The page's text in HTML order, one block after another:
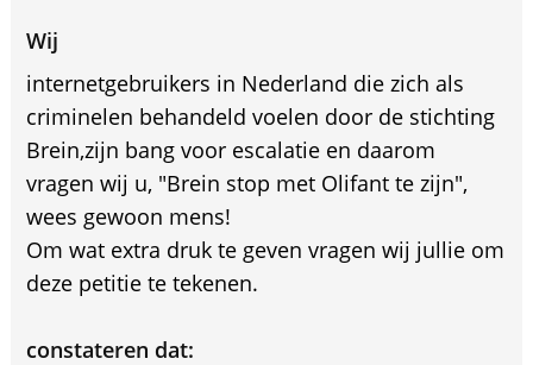
Wij
internetgebruikers in Nederland die zich als
criminelen behandeld voelen door de stichting
Brein,zijn bang voor escalatie en daarom
vragen wij u, "Brein stop met Olifant te zijn",
wees gewoon mens!
Om wat extra druk te geven vragen wij jullie om
deze petitie te tekenen.
constateren dat: